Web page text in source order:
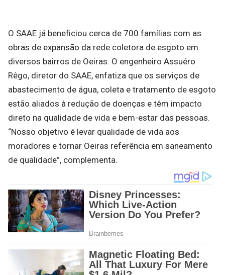
O SAAE já beneficiou cerca de 700 famílias com as
obras de expansão da rede coletora de esgoto em
diversos bairros de Oeiras. O engenheiro Assuéro
Rêgo, diretor do SAAE, enfatiza que os serviços de
abastecimento de água, coleta e tratamento de esgoto
estão aliados à redução de doenças e têm impacto
direto na qualidade de vida e bem-estar das pessoas.
“Nosso objetivo é levar qualidade de vida aos
moradores e tornar Oeiras referência em saneamento
de qualidade”, complementa.